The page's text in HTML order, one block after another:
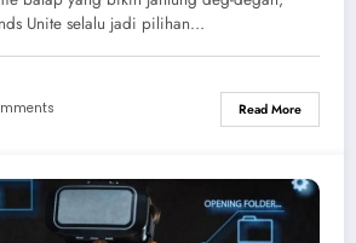
Unite selalu jadi pilihan…
Read More